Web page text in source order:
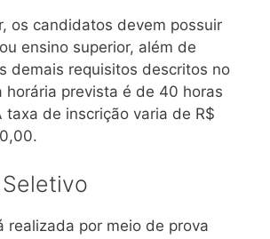
os candidatos devem possuir
ensino superior, além de
demais requisitos descritos no
horária prevista é de 40 horas
taxa de inscrição varia de R$
realizada por meio de prova